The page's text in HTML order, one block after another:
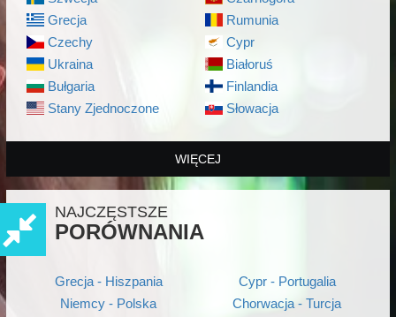
Grecja
Czechy
Ukraina
Bułgaria
Stany Zjednoczone
Rumunia
Cypr
Białoruś
Finlandia
Słowacja
WIĘCEJ
NAJCZĘSTSZE
PORÓWNANIA
Grecja - Hiszpania
Niemcy - Polska
Cypr - Portugalia
Chorwacja - Turcja